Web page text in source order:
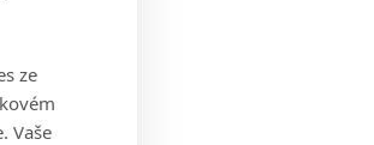
ze
Vaše